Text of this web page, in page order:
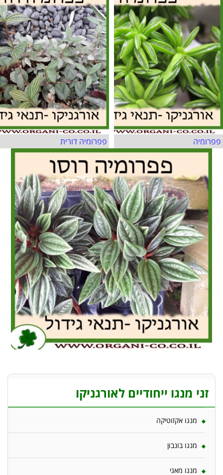
פפרומיה פפרומיה דורית
זני מנגו ייחודיים לאורגניקו
מנגו אקזוטיקה
מנגו בונבון
מנגו מאגי